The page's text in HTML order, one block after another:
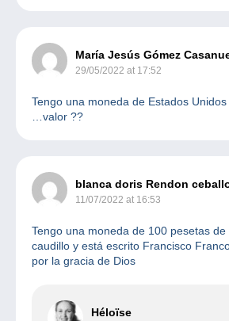
María Jesús Gómez
29/05/2022 at 17:52
Tengo una moneda de Estados
…valor ??
blanca doris Rendon
11/07/2022 at 16:53
Tengo una moneda de 100 pesetas
caudillo y está escrito Francisco
por la gracia de Dios
Héloïse